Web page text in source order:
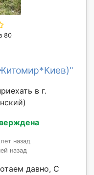
80
в г.
назад
назад
давно, С